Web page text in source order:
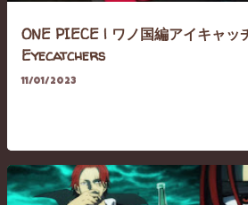
ONE PIECE | ワノ国編アイキャッ
Eyecatchers
11/01/2023